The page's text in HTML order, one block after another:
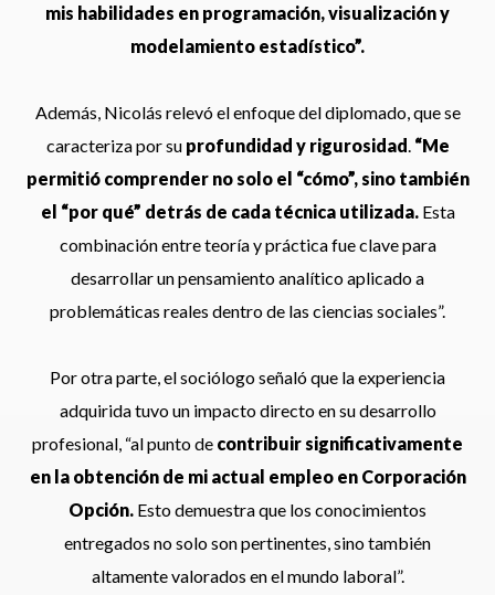
mis habilidades en programación, visualización y
modelamiento estadístico”.
Además, Nicolás relevó el enfoque del diplomado, que se
caracteriza por su profundidad y rigurosidad.“Me
permitió comprender no solo el “cómo”, sino también
el “por qué” detrás de cada técnica utilizada.Esta
combinación entre teoría y práctica fue clave para
desarrollar un pensamiento analítico aplicado a
problemáticas reales dentro de las ciencias sociales”.
Por otra parte, el sociólogo señaló que la experiencia
adquirida tuvo un impacto directo en su desarrollo
profesional, “al punto de contribuir significativamente
en la obtención de mi actual empleo en Corporación
Opción. Esto demuestra que los conocimientos
entregados no solo son pertinentes, sino también
altamente valorados en el mundo laboral”.